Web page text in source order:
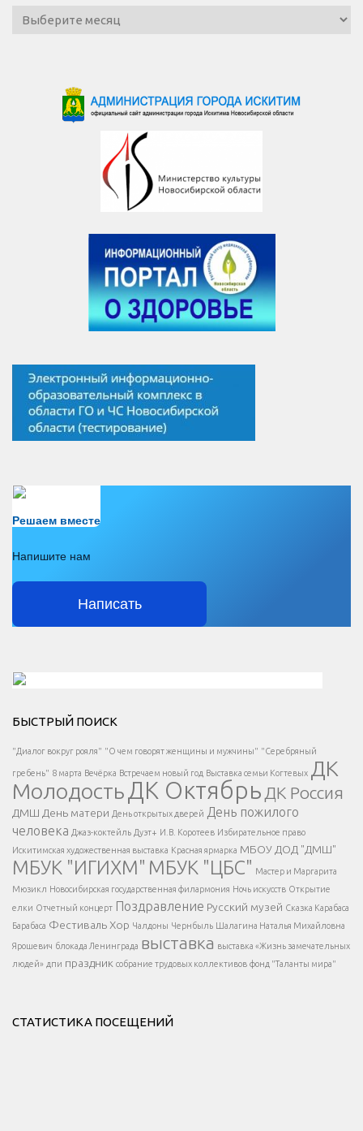
Архив
новостей
Решаем вместе
Напишите нам
Написать
Есть вопрос?
Напишите нам
</span >
Написать
</button >
</div >
</div > </div >
БЫСТРЫЙ ПОИСК
"Диалог вокруг рояля" "О чем говорят женщины и мужчины" "Серебряный
гребень" 8 марта Вечёрка Встречаем новый год Выставка семьи Когтевых ДК
МолодостьДК Октябрь ДК Россия
ДМШ День матери День открытых дверей День пожилого
человека Джаз-коктейль Дуэт+ И.В. Коротеев Избирательное право
Искитимская художественная выставка Красная ярмарка МБОУ ДОД "ДМШ"
МБУК "ИГИХМ" МБУК "ЦБС" Мастер и Маргарита
Мюзикл Новосибирская государственная филармония Ночь искусств Открытие
елки Отчетный концерт Поздравление Русский музей Сказка Карабаса
Барабаса Фестиваль Хор Чалдоны Чернбыль Шалагина Наталья Михайловна
Ярошевич блокада Ленинграда выставка выставка «Жизнь замечательных
людей» дпи праздник собрание трудовых коллективов фонд "Таланты мира"
СТАТИСТИКА ПОСЕЩЕНИЙ